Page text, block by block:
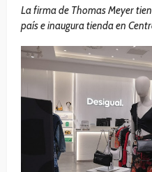
La firma de Thomas Meyer
país e inaugura tienda en